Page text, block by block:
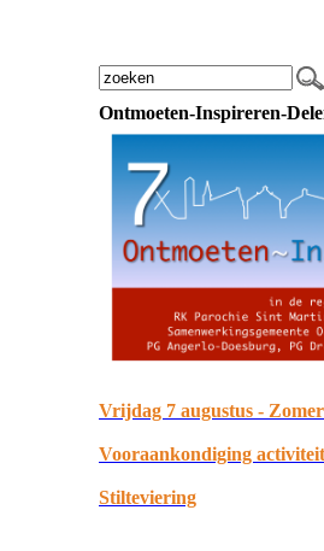
Ontmoeten-Inspireren-
Vrijdag 7 augustus -
Vooraankondiging
Stilteviering